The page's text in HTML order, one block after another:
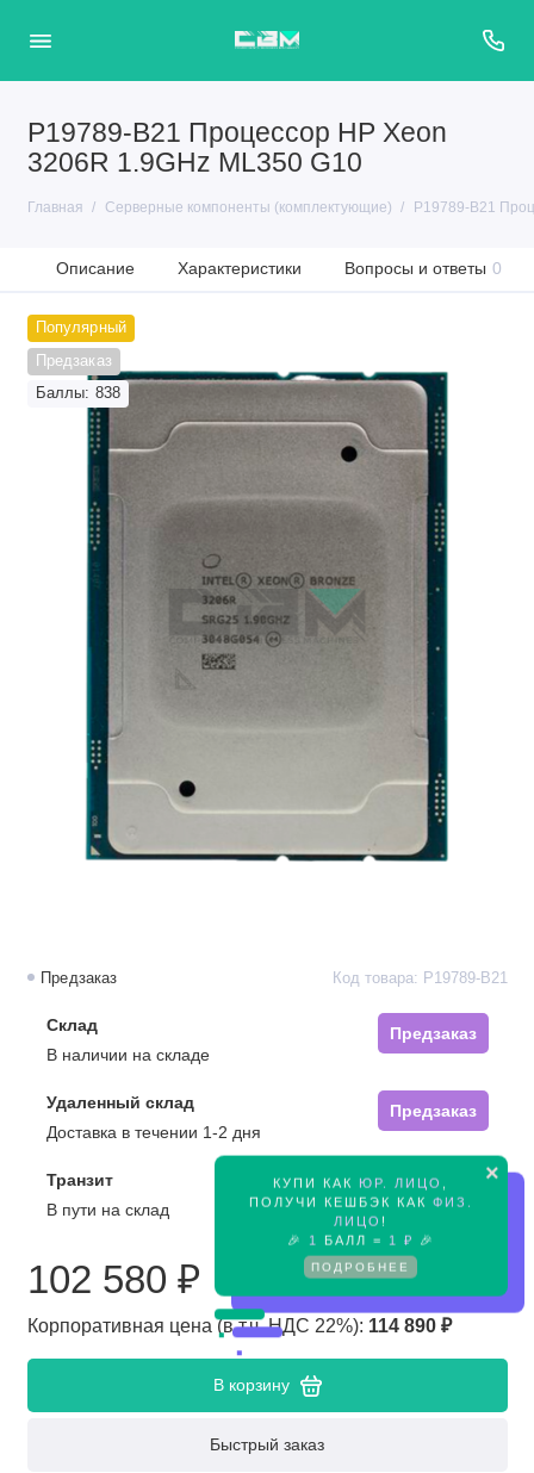
P19789-B21 Процессор HP Xeon
3206R 1.9GHz ML350 G10
Главная Серверные компоненты (комплектующие) P19789-B21
Описание Характеристики Вопросы и ответы 0
Популярный
Предзаказ
Баллы: 838
×
КУПИ КАК ЮР. ЛИЦО
ПОЛУЧИ КЕШБЭК КАК ФИЗ.
ЛИЦО !
🎉 1 БАЛЛ = 1 ₽ 🎉
ПОДРОБНЕЕ
Предзаказ Код товара: P19789-B21
Склад
Предзаказ
В наличии на складе
Удаленный склад
Предзаказ
Доставка в течении 1-2 дня
Транзит
Предзаказ
В пути на склад
102 580 ₽
Корпоративная цена (в т.ч. НДС 22%): 114 890 ₽
В корзину
Быстрый заказ